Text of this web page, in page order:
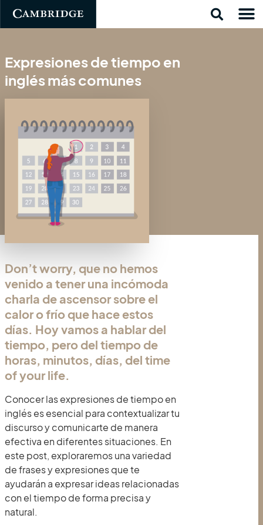
Expresiones de tiempo en
inglés más comunes
Don’t worry, que no hemos
venido a tener una incómoda
charla de ascensor sobre el
calor o frío que hace estos
días. Hoy vamos a hablar del
tiempo, pero del tiempo de
horas, minutos, días, del time
of your life.
Conocer las expresiones de tiempo en
inglés es esencial para contextualizar tu
discurso y comunicarte de manera
efectiva en diferentes situaciones. En
este post, exploraremos una variedad
de frases y expresiones que te
ayudarán a expresar ideas relacionadas
con el tiempo de forma precisa y
natural.